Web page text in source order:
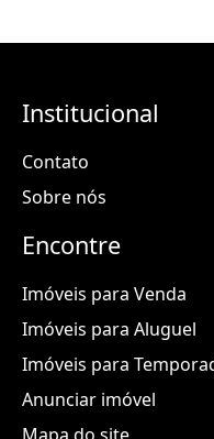
Institucional
Contato
Sobre nós
Encontre
Imóveis para Venda
Imóveis para Aluguel
Imóveis para
Anunciar imóvel